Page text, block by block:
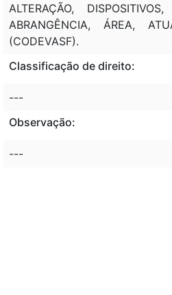
ALTERAÇÃO,
ABRANGÊNCIA, ÁREA,
(CODEVASF).
Classificação de direito:
---
Observação:
---